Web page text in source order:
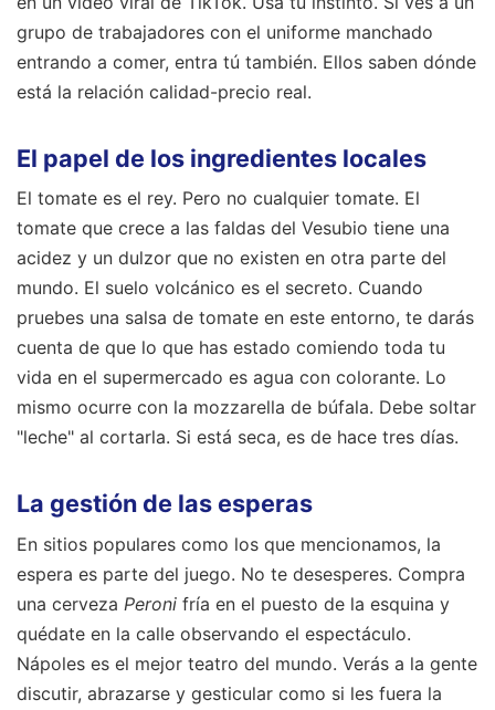
grupo de trabajadores con el uniforme manchado
entrando a comer, entra tú también. Ellos saben dónde
está la relación calidad-precio real.
El papel de los ingredientes locales
El tomate es el rey. Pero no cualquier tomate. El
tomate que crece a las faldas del Vesubio tiene una
acidez y un dulzor que no existen en otra parte del
mundo. El suelo volcánico es el secreto. Cuando
pruebes una salsa de tomate en este entorno, te darás
cuenta de que lo que has estado comiendo toda tu
vida en el supermercado es agua con colorante. Lo
mismo ocurre con la mozzarella de búfala. Debe soltar
"leche" al cortarla. Si está seca, es de hace tres días.
La gestión de las esperas
En sitios populares como los que mencionamos, la
espera es parte del juego. No te desesperes. Compra
una cerveza Peroni fría en el puesto de la esquina y
quédate en la calle observando el espectáculo.
Nápoles es el mejor teatro del mundo. Verás a la gente
discutir, abrazarse y gesticular como si les fuera la